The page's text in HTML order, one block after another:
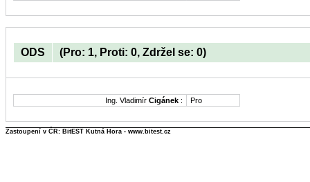
ODS (Pro: 1, Proti: 0, Zdržel se: 0)
Ing. Vladimír Cigánek : Pro
Zastoupení v ČR: BitEST Kutná Hora - www.bitest.cz